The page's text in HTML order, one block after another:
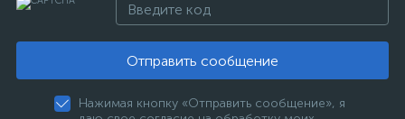
Отправить сообщение
Нажимая кнопку «Отправить сообщение», я